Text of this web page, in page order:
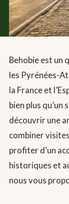
Behobie est un
les Pyrénées-
la France et
bien plus qu’un
découvrir une
combiner
profiter d’un
historiques et
nous vous